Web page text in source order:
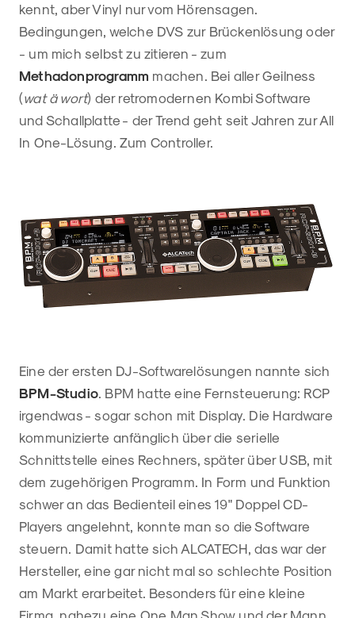
kennt, aber Vinyl nur vom Hörensagen.
Bedingungen, welche DVS zur Brückenlösung oder
- um mich selbst zu zitieren - zum
Methadonprogramm machen. Bei aller Geilness
(wat ä wort) der retromodernen Kombi Software
und Schallplatte - der Trend geht seit Jahren zur All
In One-Lösung. Zum Controller.
Eine der ersten DJ-Softwarelösungen nannte sich
BPM-Studio. BPM hatte eine Fernsteuerung: RCP
irgendwas - sogar schon mit Display. Die Hardware
kommunizierte anfänglich über die serielle
Schnittstelle eines Rechners, später über USB, mit
dem zugehörigen Programm. In Form und Funktion
schwer an das Bedienteil eines 19" Doppel CD-
Players angelehnt, konnte man so die Software
steuern. Damit hatte sich ALCATECH, das war der
Hersteller, eine gar nicht mal so schlechte Position
am Markt erarbeitet. Besonders für eine kleine